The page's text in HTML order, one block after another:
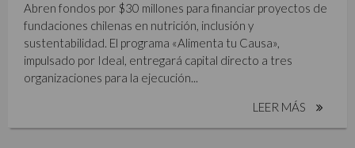
Abren fondos por $30 millones para financiar proyectos de
fundaciones chilenas en nutrición, inclusión y
sustentabilidad. El programa «Alimenta tu Causa»,
impulsado por Ideal, entregará capital directo a tres
organizaciones para la ejecución...
LEER MÁS